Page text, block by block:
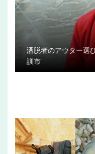
洒脱者のアウター選
訓市